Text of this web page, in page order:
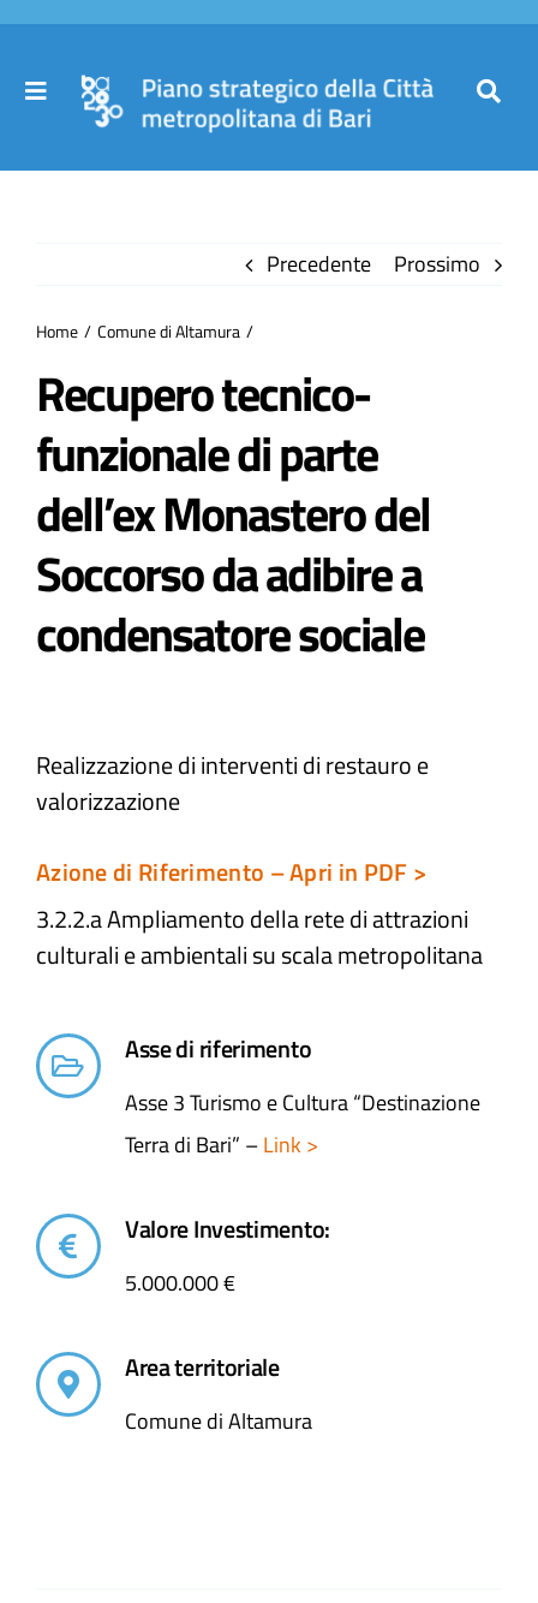
Salta
contenuto
Toggle
Partecipa
Comuni
Atti e Docunenti
Progetti
Precedente Prossimo
Home Comune di Altamura
Recupero tecnico-
funzionale di parte
dell’ex Monastero del
Soccorso da adibire a
condensatore sociale
Realizzazione di interventi di restauro e
valorizzazione
Azione di Riferimento – Apri in PDF >
3.2.2.a Ampliamento della rete di attrazioni
culturali e ambientali​ su scala metropolitana
Asse di riferimento
Asse 3 Turismo e Cultura “Destinazione
Terra di Bari” –Link >
Valore Investimento:
5.000.000 €
Area territoriale
Comune di Altamura